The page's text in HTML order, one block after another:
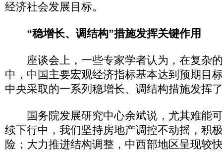
经济社会发展目标。
“稳增长、调结构”措施发挥关键作用
座谈会上，一些专家学者认为，在复杂
中，中国主要宏观经济指标基本达到预期目
中央采取的一系列稳增长、调结构措施发挥
国务院发展研究中心余斌说，尤其难能
续下行中，我们坚持房地产调控不动摇，积
险；大力推进结构调整，中西部地区呈现较